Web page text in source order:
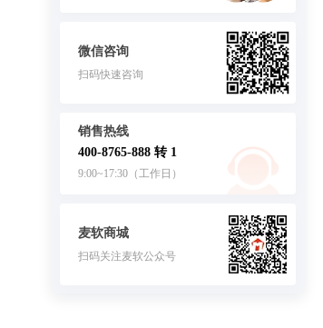
微信咨询
扫码快速咨询
销售热线
400-8765-888 转 1
9:00~17:30（工作日）
麦软商城
扫码关注麦软公众号
客服